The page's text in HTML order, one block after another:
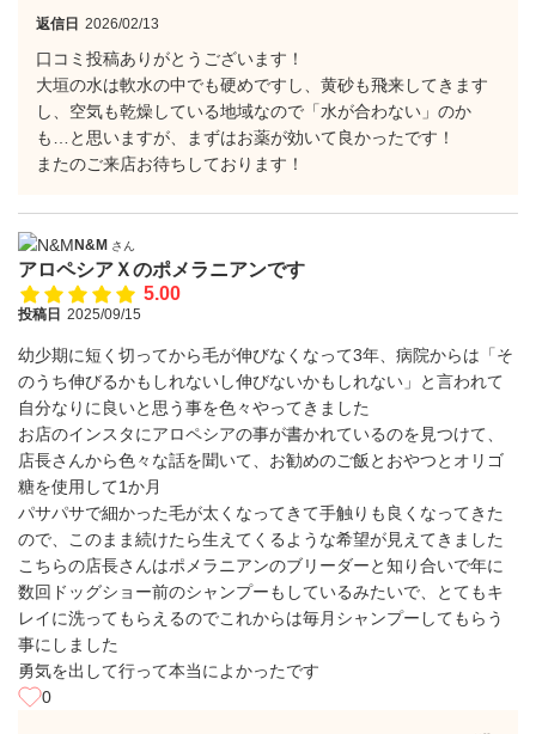
返信日 2026/02/13
口コミ投稿ありがとうございます！
大垣の水は軟水の中でも硬めですし、黄砂も飛来してきます
し、空気も乾燥している地域なので「水が合わない」のか
も…と思いますが、まずはお薬が効いて良かったです！
またのご来店お待ちしております！
N&M さん
アロペシアＸのポメラニアンです
5.00
投稿日 2025/09/15
幼少期に短く切ってから毛が伸びなくなって3年、病院からは「そ
のうち伸びるかもしれないし伸びないかもしれない」と言われて
自分なりに良いと思う事を色々やってきました
お店のインスタにアロペシアの事が書かれているのを見つけて、
店長さんから色々な話を聞いて、お勧めのご飯とおやつとオリゴ
糖を使用して1か月
パサパサで細かった毛が太くなってきて手触りも良くなってきた
ので、このまま続けたら生えてくるような希望が見えてきました
こちらの店長さんはポメラニアンのブリーダーと知り合いで年に
数回ドッグショー前のシャンプーもしているみたいで、とてもキ
レイに洗ってもらえるのでこれからは毎月シャンプーしてもらう
事にしました
勇気を出して行って本当によかったです
0